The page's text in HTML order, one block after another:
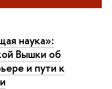
наука»:
Вышки об
и пути к